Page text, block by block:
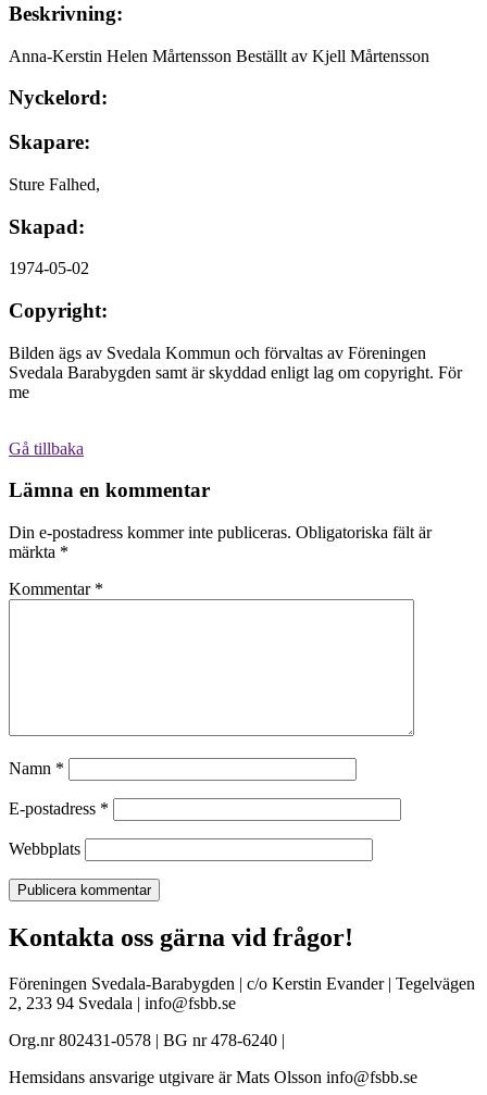
Beskrivning:
Anna-Kerstin Helen Mårtensson Beställt av Kjell Mårtensson
Nyckelord:
Skapare:
Sture Falhed,
Skapad:
1974-05-02
Copyright:
Bilden ägs av Svedala Kommun och förvaltas av Föreningen
Svedala Barabygden samt är skyddad enligt lag om copyright. För
me
Gå tillbaka
Lämna en kommentar
Din e-postadress kommer inte publiceras. Obligatoriska fält är
märkta *
Kommentar *
Namn *
E-postadress *
Webbplats
Kontakta oss gärna vid frågor!
Föreningen Svedala-Barabygden | c/o Kerstin Evander | Tegelvägen
2, 233 94 Svedala | info@fsbb.se
Org.nr 802431-0578 | BG nr 478-6240 |
Hemsidans ansvarige utgivare är Mats Olsson info@fsbb.se